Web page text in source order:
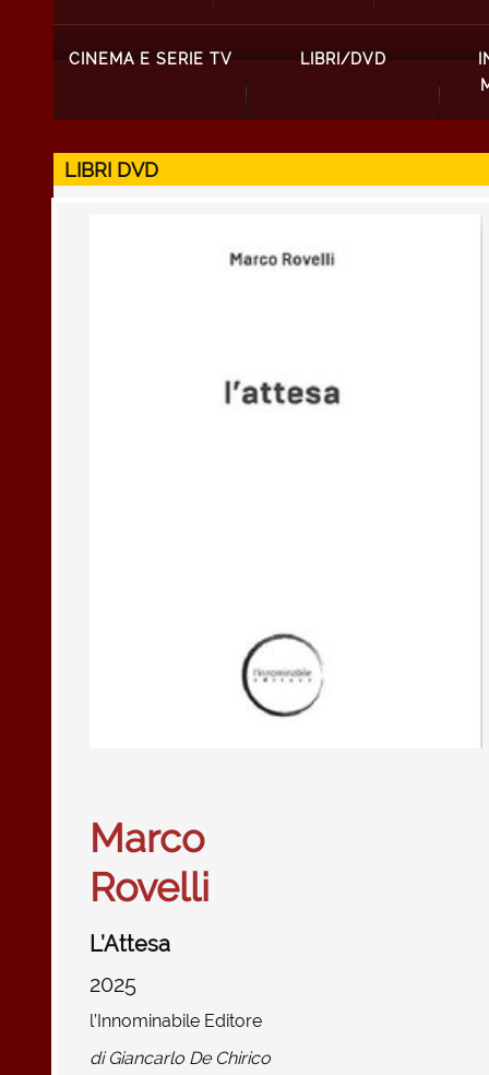
CINEMA E SERIE TV LIBRI/DVD
LIBRI DVD
Marco
Rovelli
L’Attesa
2025
l’Innominabile Editore
di Giancarlo De Chirico